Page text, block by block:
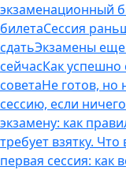
экзаменационный
билетаСессия
сдатьЭкзамены еще
сейчасКак успешно
советаНе готов, но
сессию, если
экзамену: как
требует взятку.
первая сессия: как